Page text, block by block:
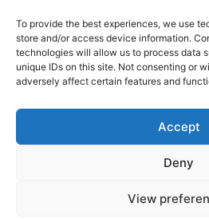
To provide the best experiences, we use
store and/or access device information.
technologies will allow us to process data
unique IDs on this site. Not consenting or
adversely affect certain features and
Accept
Deny
View
© 2024 Doctor at Home
derechos reservados.